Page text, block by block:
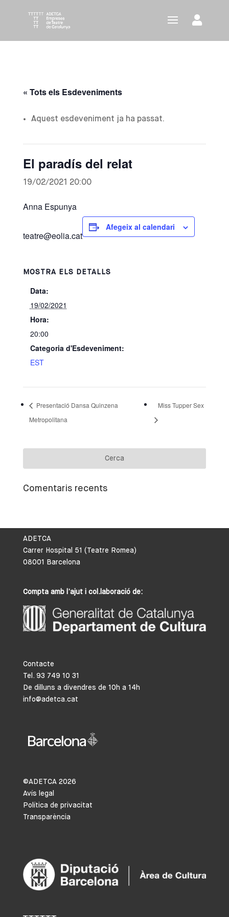
« Tots els Esdeveniments
Aquest esdeveniment ja ha passat.
El paradís del relat
19/02/2021 20:00
Anna Espunya
teatre@eolia.cat
Afegeix al calendari
MOSTRA ELS DETALLS
Data:
19/02/2021
Hora:
20:00
Categoria d'Esdeveniment:
EST
Presentació Dansa Quinzena
Metropolitana
Miss Tupper Sex
Comentaris recents
ADETCA
Carrer Hospital 51 (Teatre Romea)
08001 Barcelona
Compta amb l’ajut i col.laboració de:
Contacte
Tel. 93 749 10 31
De dilluns a divendres de 10h a 14h
info@adetca.cat
©ADETCA 2026
Avís legal
Política de privacitat
Transparència